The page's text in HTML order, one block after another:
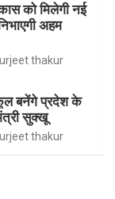
को मिलेगी नई
अहम
thakur
बनेंगे प्रदेश के
सुक्खू
thakur